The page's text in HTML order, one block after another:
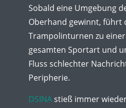
Sobald eine Umgebung
Oberhand gewinnt, führt
Trampolinturnen zu
gesamten Sportart und
Fluss schlechter
Peripherie.
DSINAstieß immer